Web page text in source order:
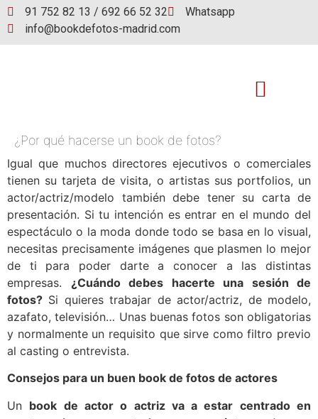
91 752 82 13 / 692 66 52 32
Whatsapp
info@bookdefotos-madrid.com
¿Por qué hacerse un book de fotos?
Igual que muchos directores ejecutivos o comerciales
tienen su tarjeta de visita, o artistas sus portfolios, un
actor/actriz/modelo también debe tener su carta de
presentación. Si tu intención es entrar en el mundo del
espectáculo o la moda donde todo se basa en lo visual,
necesitas precisamente imágenes que plasmen lo mejor
de ti para poder darte a conocer a las distintas
empresas. ¿Cuándo debes hacerte una sesión de
fotos? Si quieres trabajar de actor/actriz, de modelo,
azafato, televisión… Unas buenas fotos son obligatorias
y normalmente un requisito que sirve como filtro previo
al casting o entrevista.
Consejos para un buen book de fotos de actores
Un book de actor o actriz va a estar centrado en